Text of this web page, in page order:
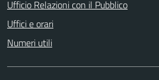
Ufficio Relazioni con il Pubblico
Uffici e orari
Numeri utili